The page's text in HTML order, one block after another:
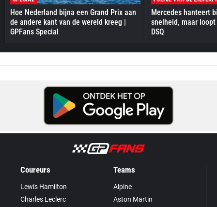
Hoe Nederland bijna een Grand Prix aan
de andere kant van de wereld kreeg |
GPFans Special
Mercedes hanteert
snelheid, maar
DSQ
Coureurs
Lewis Hamilton
Charles Leclerc
Teams
Alpine
Aston Martin